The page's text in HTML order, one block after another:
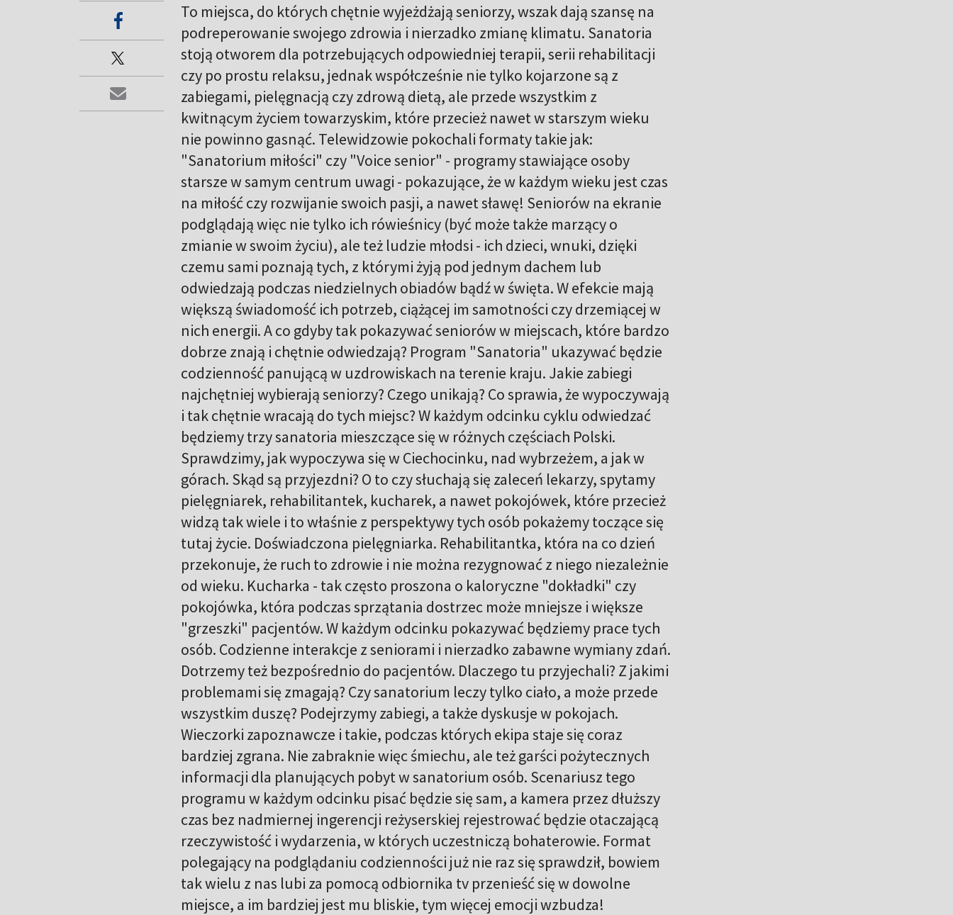
To miejsca, do których chętnie wyjeżdżają seniorzy, wszak dają szansę na
podreperowanie swojego zdrowia i nierzadko zmianę klimatu. Sanatoria
stoją otworem dla potrzebujących odpowiedniej terapii, serii rehabilitacji
czy po prostu relaksu, jednak współcześnie nie tylko kojarzone są z
zabiegami, pielęgnacją czy zdrową dietą, ale przede wszystkim z
kwitnącym życiem towarzyskim, które przecież nawet w starszym wieku
nie powinno gasnąć. Telewidzowie pokochali formaty takie jak:
"Sanatorium miłości" czy "Voice senior" - programy stawiające osoby
starsze w samym centrum uwagi - pokazujące, że w każdym wieku jest czas
na miłość czy rozwijanie swoich pasji, a nawet sławę! Seniorów na ekranie
podglądają więc nie tylko ich rówieśnicy (być może także marzący o
zmianie w swoim życiu), ale też ludzie młodsi - ich dzieci, wnuki, dzięki
czemu sami poznają tych, z którymi żyją pod jednym dachem lub
odwiedzają podczas niedzielnych obiadów bądź w święta. W efekcie mają
większą świadomość ich potrzeb, ciążącej im samotności czy drzemiącej w
nich energii. A co gdyby tak pokazywać seniorów w miejscach, które bardzo
dobrze znają i chętnie odwiedzają? Program "Sanatoria" ukazywać będzie
codzienność panującą w uzdrowiskach na terenie kraju. Jakie zabiegi
najchętniej wybierają seniorzy? Czego unikają? Co sprawia, że wypoczywają
i tak chętnie wracają do tych miejsc? W każdym odcinku cyklu odwiedzać
będziemy trzy sanatoria mieszczące się w różnych częściach Polski.
Sprawdzimy, jak wypoczywa się w Ciechocinku, nad wybrzeżem, a jak w
górach. Skąd są przyjezdni? O to czy słuchają się zaleceń lekarzy, spytamy
pielęgniarek, rehabilitantek, kucharek, a nawet pokojówek, które przecież
widzą tak wiele i to właśnie z perspektywy tych osób pokażemy toczące się
tutaj życie. Doświadczona pielęgniarka. Rehabilitantka, która na co dzień
przekonuje, że ruch to zdrowie i nie można rezygnować z niego niezależnie
od wieku. Kucharka - tak często proszona o kaloryczne "dokładki" czy
pokojówka, która podczas sprzątania dostrzec może mniejsze i większe
"grzeszki" pacjentów. W każdym odcinku pokazywać będziemy prace tych
osób. Codzienne interakcje z seniorami i nierzadko zabawne wymiany zdań.
Dotrzemy też bezpośrednio do pacjentów. Dlaczego tu przyjechali? Z jakimi
problemami się zmagają? Czy sanatorium leczy tylko ciało, a może przede
wszystkim duszę? Podejrzymy zabiegi, a także dyskusje w pokojach.
Wieczorki zapoznawcze i takie, podczas których ekipa staje się coraz
bardziej zgrana. Nie zabraknie więc śmiechu, ale też garści pożytecznych
informacji dla planujących pobyt w sanatorium osób. Scenariusz tego
programu w każdym odcinku pisać będzie się sam, a kamera przez dłuższy
czas bez nadmiernej ingerencji reżyserskiej rejestrować będzie otaczającą
rzeczywistość i wydarzenia, w których uczestniczą bohaterowie. Format
polegający na podglądaniu codzienności już nie raz się sprawdził, bowiem
tak wielu z nas lubi za pomocą odbiornika tv przenieść się w dowolne
miejsce, a im bardziej jest mu bliskie, tym więcej emocji wzbudza!